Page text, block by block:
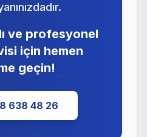
ve profesyonel
için hemen
geçin!
638 48 26